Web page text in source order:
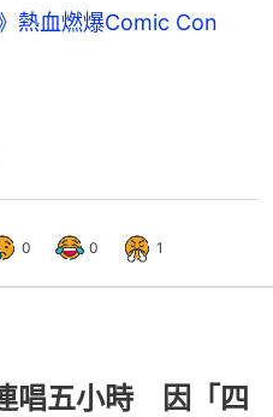
熱血燃爆Comic Con
0 0 1
唱五小時 因「四